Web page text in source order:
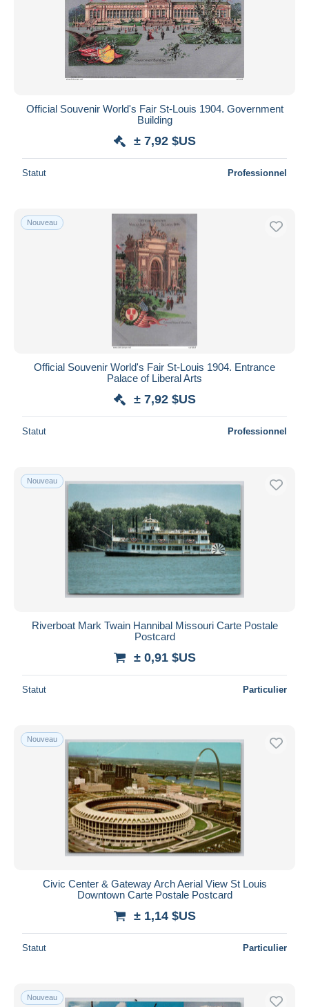
Official Souvenir World's Fair St-Louis 1904. Government
Building
± 7,92 $US
Statut Professionnel
Nouveau
Official Souvenir World's Fair St-Louis 1904. Entrance
Palace of Liberal Arts
± 7,92 $US
Statut Professionnel
Nouveau
Riverboat Mark Twain Hannibal Missouri Carte Postale
Postcard
± 0,91 $US
Statut Particulier
Nouveau
Civic Center & Gateway Arch Aerial View St Louis
Downtown Carte Postale Postcard
± 1,14 $US
Statut Particulier
Nouveau